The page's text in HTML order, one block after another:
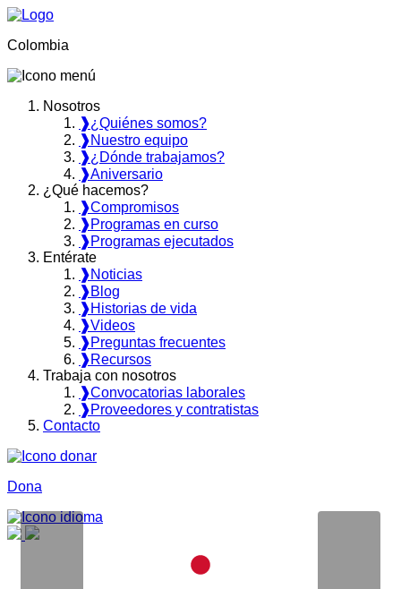
Colombia
Nosotros
❱¿Quiénes somos?
❱Nuestro equipo
❱¿Dónde trabajamos?
❱Aniversario
¿Qué hacemos?
❱Compromisos
❱Programas en curso
❱Programas ejecutados
Entérate
❱Noticias
❱Blog
❱Historias de vida
❱Videos
❱Preguntas frecuentes
❱Recursos
Trabaja con nosotros
❱Convocatorias laborales
❱Proveedores y contratistas
Contacto
Dona